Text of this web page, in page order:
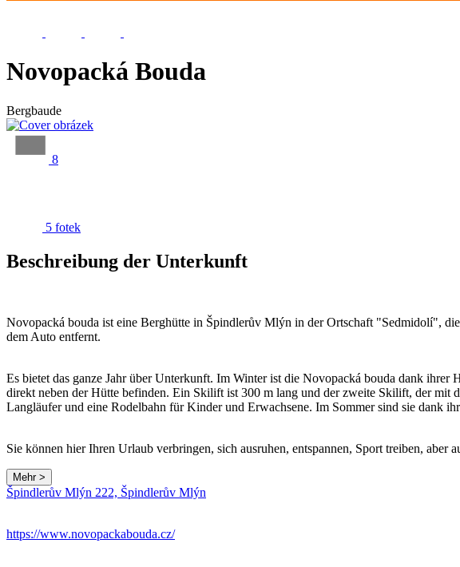
Novopacká Bouda
Bergbaude
8
5 fotek
Beschreibung der Unterkunft
Novopacká bouda ist eine Berghütte in Špindlerův Mlýn in der Ortschaft "Sedmidolí",
dem Auto entfernt.
Es bietet das ganze Jahr über Unterkunft. Im Winter ist die Novopacká bouda dank ihrer
direkt neben der Hütte befinden. Ein Skilift ist 300 m lang und der zweite Skilift, der
Langläufer und eine Rodelbahn für Kinder und Erwachsene. Im Sommer sind sie dank
Sie können hier Ihren Urlaub verbringen, sich ausruhen, entspannen, Sport treiben,
Mehr >
Špindlerův Mlýn 222, Špindlerův Mlýn
https://www.novopackabouda.cz/